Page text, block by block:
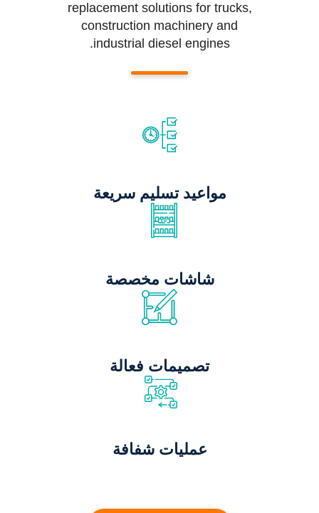
replacement solutions for trucks,
construction machinery and
industrial diesel engines.
مواعيد تسليم سريعة
شاشات مخصصة
تصميمات فعالة
عمليات شفافة